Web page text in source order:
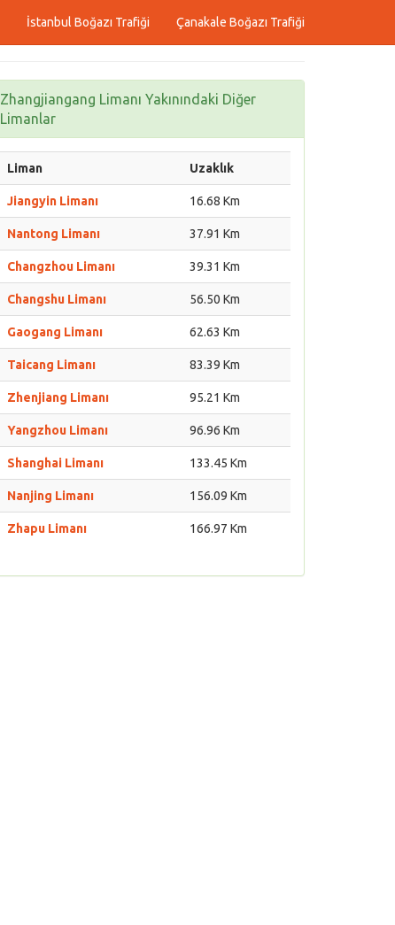
İstanbul Boğazı Trafiği Çanakale Boğazı Trafiği
Zhangjiangang Limanı Yakınındaki Diğer
Limanlar
Liman Uzaklık
Jiangyin Limanı 16.68 Km
Nantong Limanı 37.91 Km
Changzhou Limanı 39.31 Km
Changshu Limanı 56.50 Km
Gaogang Limanı 62.63 Km
Taicang Limanı 83.39 Km
Zhenjiang Limanı 95.21 Km
Yangzhou Limanı 96.96 Km
Shanghai Limanı 133.45 Km
Nanjing Limanı 156.09 Km
Zhapu Limanı 166.97 Km